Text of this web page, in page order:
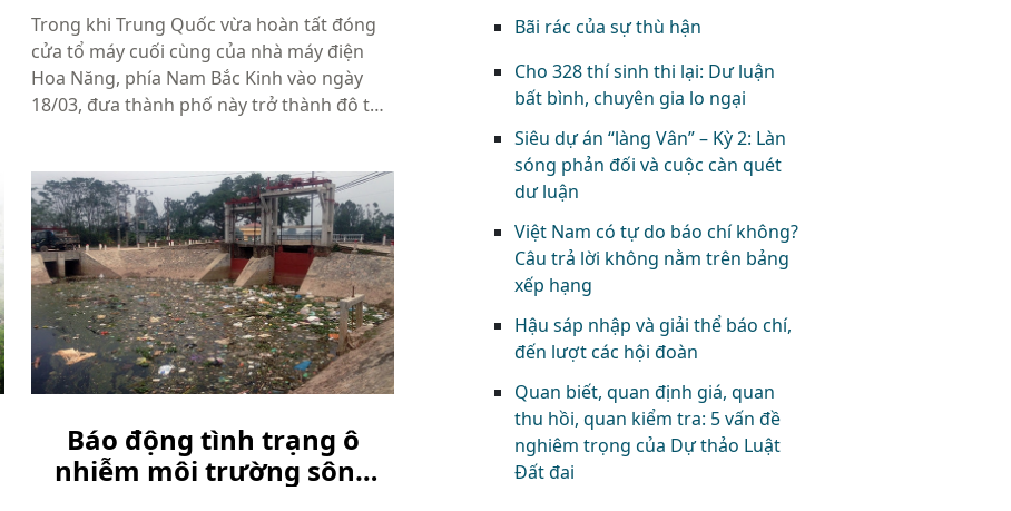
vạ!
Trong khi Trung Quốc vừa hoàn tất đóng
cửa tổ máy cuối cùng của nhà máy điện
Hoa Năng, phía Nam Bắc Kinh vào ngày
18/03, đưa thành phố này trở thành đô thị
điểm trên, người ta lại đề xuất xây dựng
ha...
Báo động tình trạng ô
nhiễm môi trường sông
Bãi rác của sự thù hận
Cho 328 thí sinh thi lại: Dư luận
bất bình, chuyên gia lo ngại
Siêu dự án “làng Vân” – Kỳ 2: Làn
sóng phản đối và cuộc càn quét
dư luận
Việt Nam có tự do báo chí không?
Câu trả lời không nằm trên bảng
xếp hạng
Hậu sáp nhập và giải thể báo chí,
đến lượt các hội đoàn
Quan biết, quan định giá, quan
thu hồi, quan kiểm tra: 5 vấn đề
nghiêm trọng của Dự thảo Luật
Đất đai